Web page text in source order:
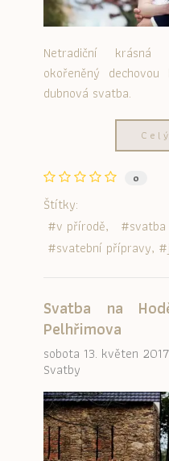
Netradiční
okořeněný
dubnová svatba.
0
Štítky:
v přírodě
svatební přípravy
Svatba na
Pelhřimova
sobota 13. květen 2017
Svatby